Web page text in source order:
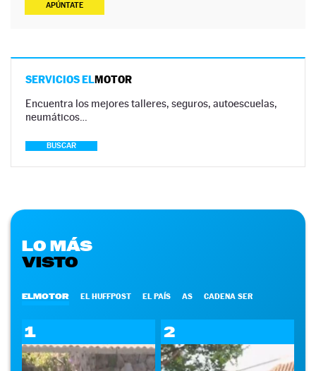
APÚNTATE
SERVICIOS ELMOTOR
Encuentra los mejores talleres, seguros, autoescuelas,
neumáticos…
BUSCAR
LO MÁS
VISTO
ELMOTOR EL HUFFPOST EL PAÍS AS CADENA SER
1 2